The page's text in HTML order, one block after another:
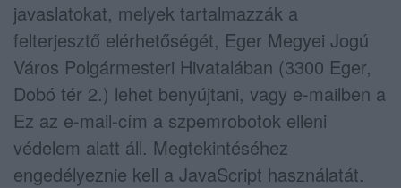
javaslatokat, melyek tartalmazzák a
felterjesztő elérhetőségét, Eger Megyei Jogú
Város Polgármesteri Hivatalában (3300 Eger,
Dobó tér 2.) lehet benyújtani, vagy e-mailben a
Ez az e-mail-cím a szpemrobotok elleni
védelem alatt áll. Megtekintéséhez
engedélyeznie kell a JavaScript használatát.